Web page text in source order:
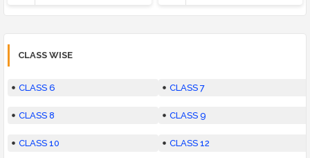
CLASS WISE
CLASS 6 CLASS 7
CLASS 8 CLASS 9
CLASS 10 CLASS 12